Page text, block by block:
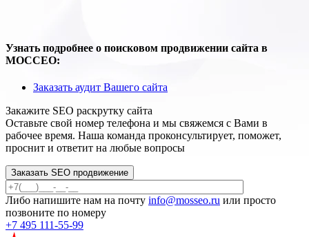
Узнать подробнее о поисковом продвижении сайта в
МОССЕО:
Заказать аудит Вашего сайта
Закажите SEO раскрутку сайта
Оставьте свой номер телефона и мы свяжемся с Вами в
рабочее время. Наша команда проконсультирует, поможет,
проснит и ответит на любые вопросы
Заказать SEO продвижение
Либо напишите нам на почту info@mosseo.ru или просто
позвоните по номеру
+7 495 111-55-99